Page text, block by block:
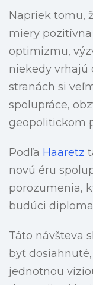
Napriek tomu,
miery
optimizmu,
niekedy vrhajú
stranách si
spolupráce,
geopolitickom
Podľa Haaretz
novú éru
porozumenia,
budúci
Táto návšteva
byť
jednotnou